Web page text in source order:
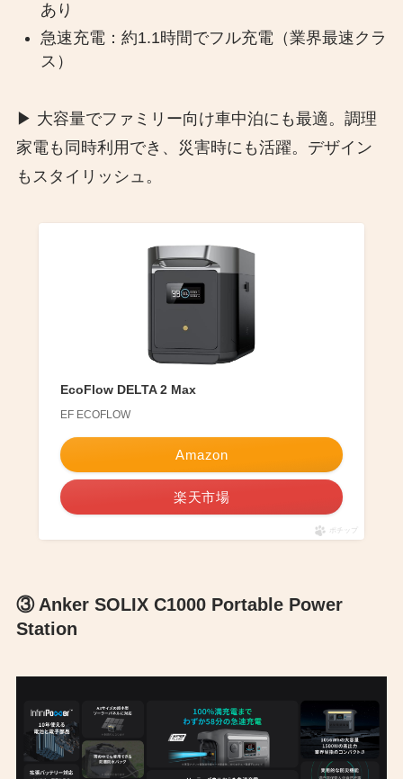
あり
急速充電：約1.1時間でフル充電（業界最速クラ
ス）
▶︎ 大容量でファミリー向け車中泊にも最適。調理
家電も同時利用でき、災害時にも活躍。デザイン
もスタイリッシュ。
EcoFlow DELTA 2 Max
EF ECOFLOW
Amazon
楽天市場
ポチップ
③ Anker SOLIX C1000 Portable Power
Station